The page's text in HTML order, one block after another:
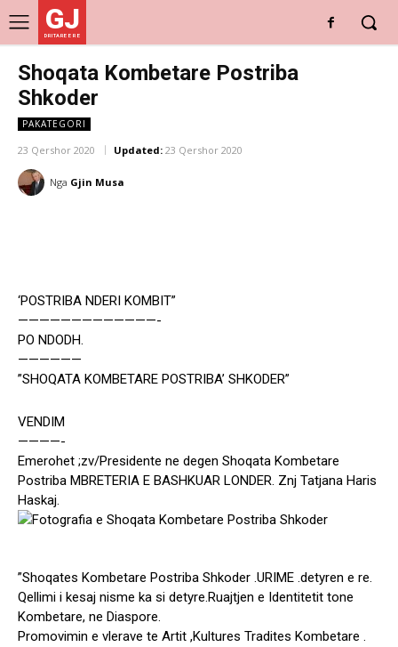
GJ
DRITARE E RE
Shoqata Kombetare Postriba
Shkoder
PAKATEGORI
23 Qershor 2020 Updated: 23 Qershor 2020
Nga Gjin Musa
‘POSTRIBA NDERI KOMBIT”
—————————————-
PO NDODH.
——————
”SHOQATA KOMBETARE POSTRIBA’ SHKODER”
VENDIM
————-
Emerohet ;zv/Presidente ne degen Shoqata Kombetare
Postriba MBRETERIA E BASHKUAR LONDER. Znj Tatjana Haris
Haskaj.
”Shoqates Kombetare Postriba Shkoder .URIME .detyren e re.
Qellimi i kesaj nisme ka si detyre.Ruajtjen e Identitetit tone
Kombetare, ne Diaspore.
Promovimin e vlerave te Artit ,Kultures Tradites Kombetare .